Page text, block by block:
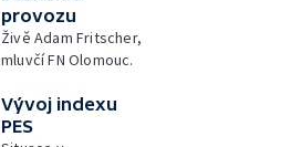
provozu
Živě Adam Fritscher,
mluvčí FN Olomouc.
Vývoj indexu
PES